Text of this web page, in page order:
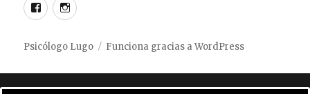
Facebookinstagram
Psicólogo Lugo Funciona gracias a WordPress